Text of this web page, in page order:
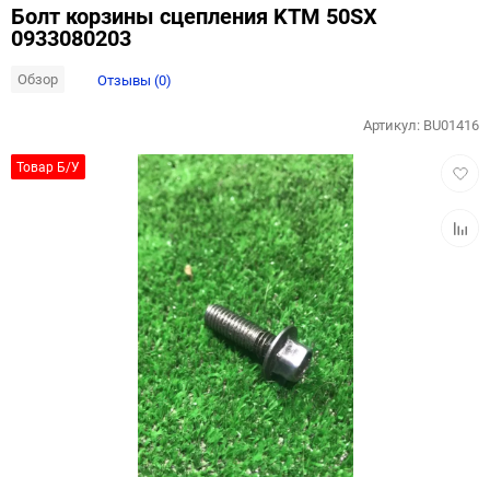
Болт корзины сцепления KTM 50SX
0933080203
Обзор Отзывы (0)
Товар Б/У
Артикул: BU01416